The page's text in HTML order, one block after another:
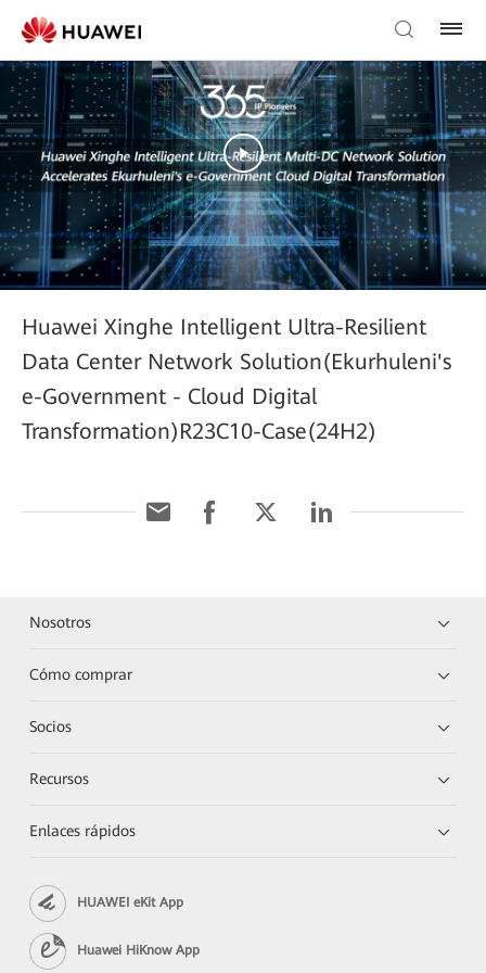
Huawei Xinghe Intelligent Ultra-Resilient
Data Center Network Solution(Ekurhuleni's
e-Government - Cloud Digital
Transformation)R23C10-Case(24H2)
Nosotros
Cómo comprar
Socios
Recursos
Enlaces rápidos
HUAWEI eKit App
Huawei HiKnow App